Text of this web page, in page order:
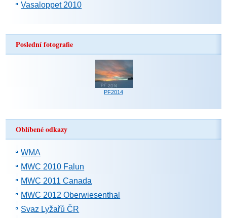
Vasaloppet 2010
Poslední fotografie
PF2014
Oblíbené odkazy
WMA
MWC 2010 Falun
MWC 2011 Canada
MWC 2012 Oberwiesenthal
Svaz Lyžařů ČR